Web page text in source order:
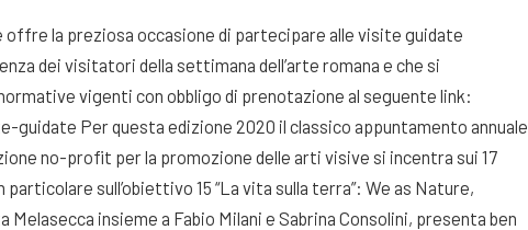
offre la preziosa occasione di partecipare alle visite guidate
dei visitatori della settimana dell’arte romana e che si
vigenti con obbligo di prenotazione al seguente link:
Per questa edizione 2020 il classico appuntamento annuale
no-profit per la promozione delle arti visive si incentra sui 17
particolare sull’obiettivo 15 “La vita sulla terra”: We as Nature,
insieme a Fabio Milani e Sabrina Consolini, presenta ben